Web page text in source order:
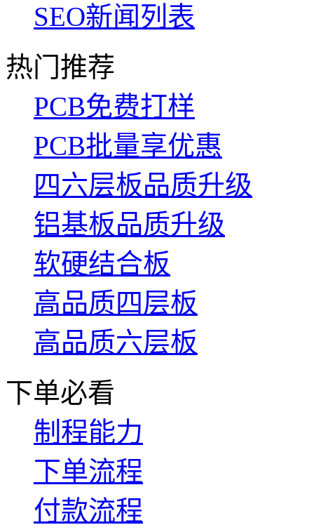
SEO新闻列表
热门推荐
PCB免费打样
PCB批量享优惠
四六层板品质升级
铝基板品质升级
软硬结合板
高品质四层板
高品质六层板
下单必看
制程能力
下单流程
付款流程